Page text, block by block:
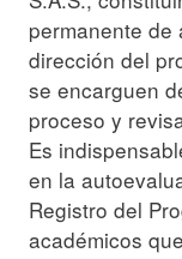
permanente de
dirección del
se encarguen
proceso y
Es
en la
Registro del
académicos